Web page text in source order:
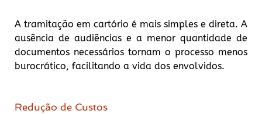
A tramitação em cartório é mais simples e direta. A
ausência de audiências e a menor quantidade de
documentos necessários tornam o processo menos
burocrático, facilitando a vida dos envolvidos.
Redução de Custos